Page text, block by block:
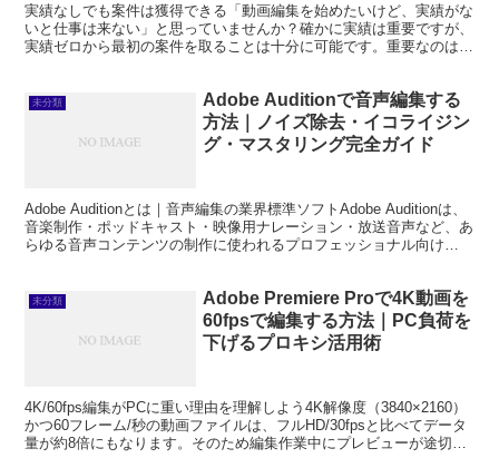
実績なしでも案件は獲得できる「動画編集を始めたいけど、実績がな
いと仕事は来ない」と思っていませんか？確かに実績は重要ですが、
実績ゼロから最初の案件を取ることは十分に可能です。重要なのは正
未分類
Adobe Auditionで音声編集する
方法｜ノイズ除去・イコライジン
グ・マスタリング完全ガイド
Adobe Auditionとは｜音声編集の業界標準ソフトAdobe Auditionは、
音楽制作・ポッドキャスト・映像用ナレーション・放送音声など、あ
らゆる音声コンテンツの制作に使われるプロフェッショナル向け
未分類
Adobe Premiere Proで4K動画を
60fpsで編集する方法｜PC負荷を
下げるプロキシ活用術
4K/60fps編集がPCに重い理由を理解しよう4K解像度（3840×2160）
かつ60フレーム/秒の動画ファイルは、フルHD/30fpsと比べてデータ
量が約8倍にもなります。そのため編集作業中にプレビューが途切れ